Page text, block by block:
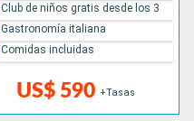
US$ 590 +Tasas
Club de niños gratis desde los 3
Gastronomía italiana
Comidas incluidas